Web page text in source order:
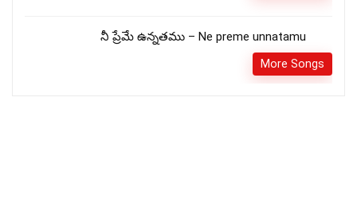
నీ ప్రేమే ఉన్నతము – Ne preme unnatamu
More Songs